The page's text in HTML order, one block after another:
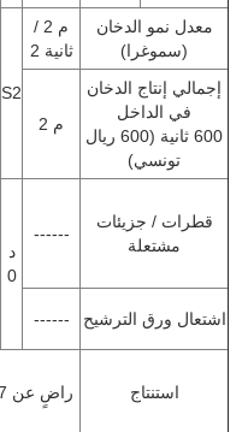
معدل نمو الدخان
(سموغرا)
م 2 /
ثانية 2
S2
إجمالي إنتاج الدخان
في الداخل
600 ثانية (600 ريال
تونسي)
م 2
قطرات / جزيئات
مشتعلة
------
0
اشتعال ورق الترشيح ------
استنتاج